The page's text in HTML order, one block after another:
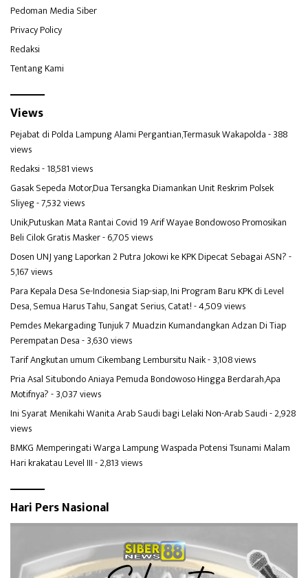
Pedoman Media Siber
Privacy Policy
Redaksi
Tentang Kami
Views
Pejabat di Polda Lampung Alami Pergantian,Termasuk Wakapolda- 388
views
Redaksi- 18,581 views
Gasak Sepeda Motor,Dua Tersangka Diamankan Unit Reskrim Polsek
Sliyeg- 7,532 views
Unik,Putuskan Mata Rantai Covid 19 Arif Wayae Bondowoso Promosikan
Beli Cilok Gratis Masker- 6,705 views
Dosen UNJ yang Laporkan 2 Putra Jokowi ke KPK Dipecat Sebagai ASN?-
5,167 views
Para Kepala Desa Se-Indonesia Siap-siap, Ini Program Baru KPK di Level
Desa, Semua Harus Tahu, Sangat Serius, Catat!- 4,509 views
Pemdes Mekargading Tunjuk 7 Muadzin Kumandangkan Adzan Di Tiap
Perempatan Desa- 3,630 views
Tarif Angkutan umum Cikembang Lembursitu Naik- 3,108 views
Pria Asal Situbondo Aniaya Pemuda Bondowoso Hingga Berdarah,Apa
Motifnya?- 3,037 views
Ini Syarat Menikahi Wanita Arab Saudi bagi Lelaki Non-Arab Saudi- 2,928
views
BMKG Memperingati Warga Lampung Waspada Potensi Tsunami Malam
Hari krakatau Level III- 2,813 views
Hari Pers Nasional